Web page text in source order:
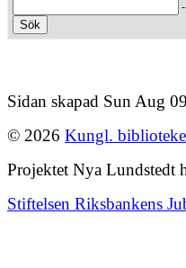
Sidan skapad Sun Aug
© 2026 Kungl.
Projektet Nya Lundstedt
Stiftelsen Riksbankens